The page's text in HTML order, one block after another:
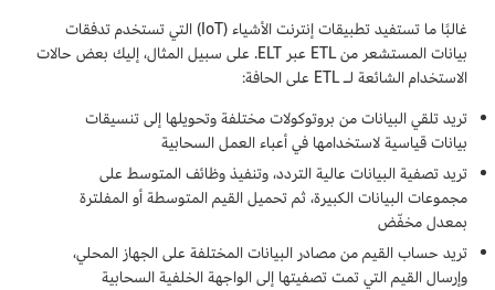
غالبًا ما تستفيد تطبيقات إنترنت الأشياء (IoT) التي تستخدم تدفقات
بيانات المستشعر من ETL عبر ELT. على سبيل المثال، إليك بعض حالات
الاستخدام الشائعة لـ ETL على الحافة:
تريد تلقي البيانات من بروتوكولات مختلفة وتحويلها إلى تنسيقات
بيانات قياسية لاستخدامها في أعباء العمل السحابية
تريد تصفية البيانات عالية التردد، وتنفيذ وظائف المتوسط على
مجموعات البيانات الكبيرة، ثم تحميل القيم المتوسطة أو المفلترة
بمعدل مخفّض
تريد حساب القيم من مصادر البيانات المختلفة على الجهاز المحلي،
وإرسال القيم التي تمت تصفيتها إلى الواجهة الخلفية السحابية